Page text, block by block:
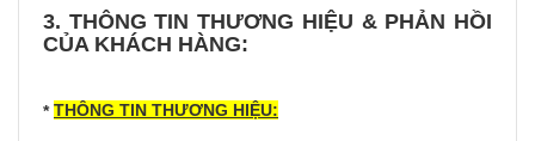
3. THÔNG TIN THƯƠNG HIỆU & PHẢN HỒI
CỦA KHÁCH HÀNG:
*THÔNG TIN THƯƠNG HIỆU: